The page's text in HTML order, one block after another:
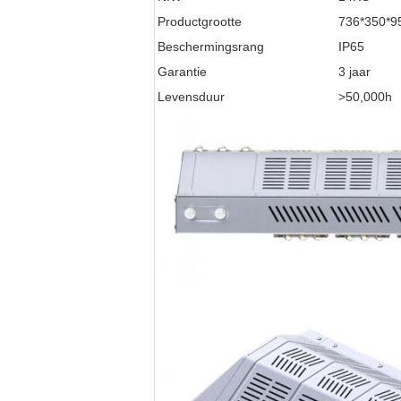
Productgrootte
Beschermingsrang
IP65
Garantie
3 jaar
Levensduur
>50,000h